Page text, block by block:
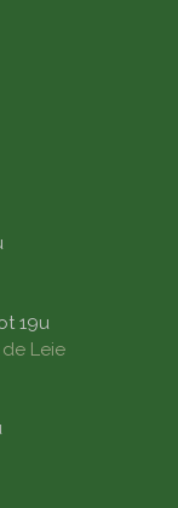
19u
de Leie